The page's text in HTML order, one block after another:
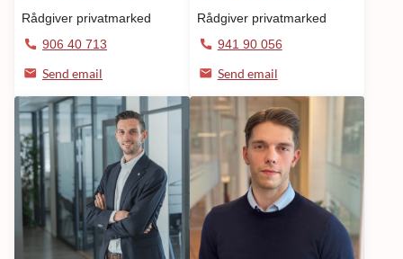
Rådgiver privatmarked
906 40 713
Send email
Rådgiver privatmarked
941 90 056
Send email